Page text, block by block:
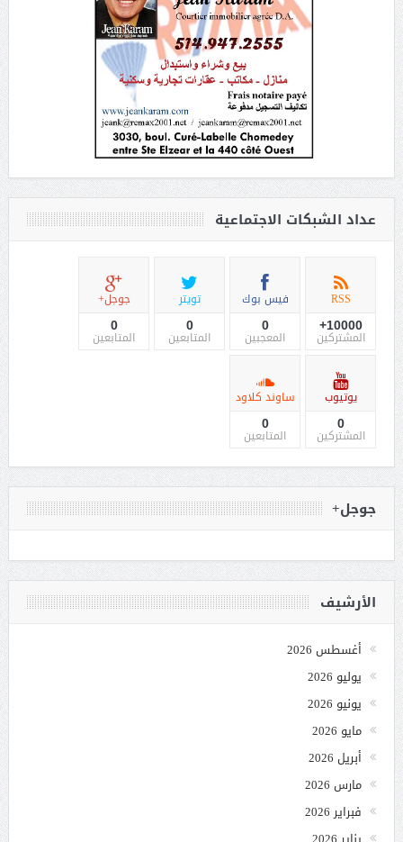
عداد الشبكات الاجتماعية
RSS
10000+
المشتركين
فيس بوك
0
المعجبين
تويتر
0
المتابعين
جوجل+
0
المتابعين
يوتيوب
0
المشتركين
ساوند كلاود
0
المتابعين
جوجل+
الأرشيف
أغسطس 2026
يوليو 2026
يونيو 2026
مايو 2026
أبريل 2026
مارس 2026
فبراير 2026